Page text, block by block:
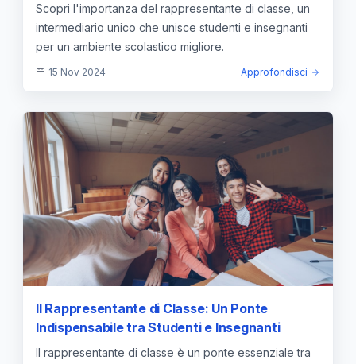
Scopri l'importanza del rappresentante di classe, un
intermediario unico che unisce studenti e insegnanti
per un ambiente scolastico migliore.
15 Nov 2024 Approfondisci
Il Rappresentante di Classe: Un Ponte
Indispensabile tra Studenti e Insegnanti
Il rappresentante di classe è un ponte essenziale tra